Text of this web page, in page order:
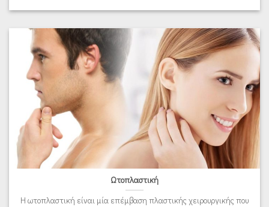
Ωτοπλαστική
Η ωτοπλαστική είναι μία επέμβαση πλαστικής χειρουργικής που